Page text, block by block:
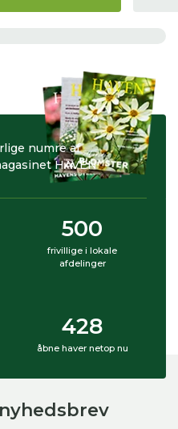
HAVEN
500
frivillige i lokale
afdelinger
428
åbne haver netop nu